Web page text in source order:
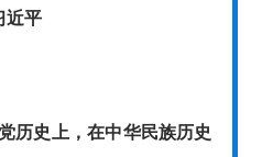
近平
史上，在中华民族历史